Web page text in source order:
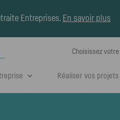
Entreprises. En savoir plus
Choisissez
Réaliser vos projets